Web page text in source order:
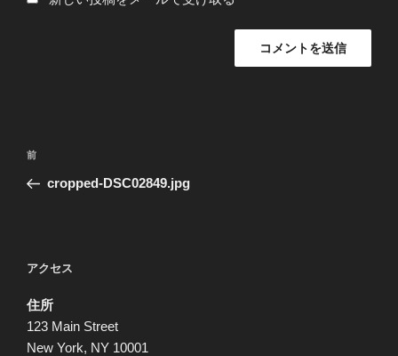
投
ナ
ー
シ
ョ
ン
過
去
前
cropped-DSC02849.jpg
アクセス
住所
123 Main Street
New York, NY 10001